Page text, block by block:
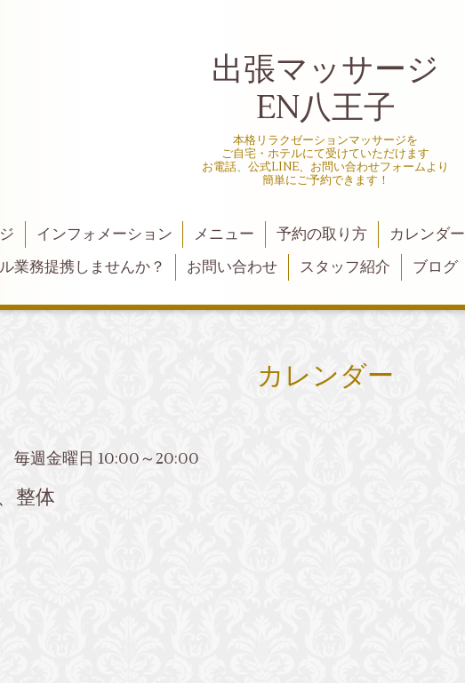
出張マッサージ
EN八王子
本格リラクゼーションマッサージを
ご自宅・ホテルにて受けていただけます
お電話、公式LINE、お問い合わせフォームより
簡単にご予約できます！
インフォメーション メニュー 予約の取り方 カレンダー
業務提携しませんか？
お問い合わせ スタッフ紹介 ブログ
カレンダー
毎週金曜日 10:00～20:00
整体